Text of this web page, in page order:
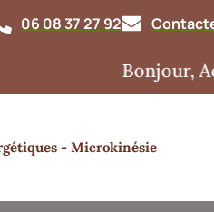
06 08 37 27 92
Bonjour,
- Microkinésie